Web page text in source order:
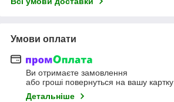
Умови оплати
Ви отримаєте замовлення
або гроші повернуться на вашу картку
Детальніше